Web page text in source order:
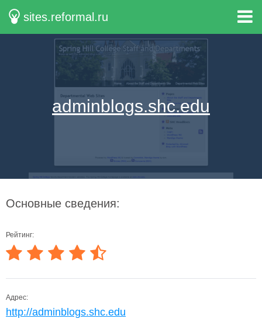
sites.reformal.ru
adminblogs.shc.edu
Основные сведения:
Рейтинг:
Адрес:
http://adminblogs.shc.edu